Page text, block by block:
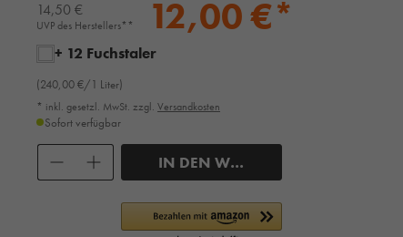
14,50 €
UVP des Herstellers** 12,00 €*
+ 12 Fuchstaler
(240,00 €/1 Liter)
* inkl. gesetzl. MwSt. zzgl. Versandkosten
Sofort verfügbar
IN DEN WARENKORB